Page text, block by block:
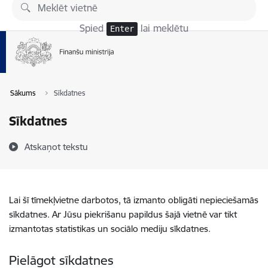
Pāriet uz lapas saturu
Spied Enter lai meklētu
Sākums Sīkdatnes
Sīkdatnes
Atskaņot tekstu
Lai šī tīmekļvietne darbotos, tā izmanto obligāti nepieciešamās
sīkdatnes. Ar Jūsu piekrišanu papildus šajā vietnē var tikt
izmantotas statistikas un sociālo mediju sīkdatnes.
Pielāgot sīkdatnes